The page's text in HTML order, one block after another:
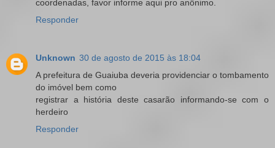
coordenadas, favor informe aqui pro anônimo.
Responder
Unknown 30 de agosto de 2015 às 18:04
A prefeitura de Guaiuba deveria providenciar o tombamento
do imóvel bem como
registrar a história deste casarão informando-se com o
herdeiro
Responder